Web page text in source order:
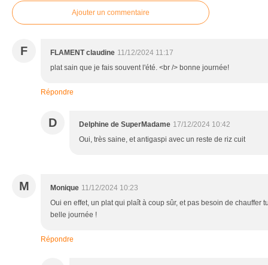
Ajouter un commentaire
F FLAMENT claudine 11/12/2024 11:17
plat sain que je fais souvent l'été. <br /> bonne journée!
Répondre
D Delphine de SuperMadame 17/12/2024 10:42
Oui, très saine, et antigaspi avec un reste de riz cuit
M Monique 11/12/2024 10:23
Oui en effet, un plat qui plaît à coup sûr, et pas besoin de chauffer
belle journée !
Répondre